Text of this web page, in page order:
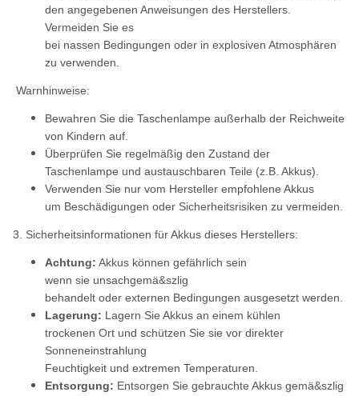
den angegebenen Anweisungen des Herstellers.
Vermeiden Sie es
bei nassen Bedingungen oder in explosiven Atmosphären
zu verwenden.
Warnhinweise:
Bewahren Sie die Taschenlampe außerhalb der Reichweite
von Kindern auf.
Überprüfen Sie regelmäßig den Zustand der
Taschenlampe und austauschbaren Teile (z.B. Akkus).
Verwenden Sie nur vom Hersteller empfohlene Akkus
um Beschädigungen oder Sicherheitsrisiken zu vermeiden.
3. Sicherheitsinformationen für Akkus dieses Herstellers:
Achtung: Akkus können gefährlich sein
wenn sie unsachgemä&szlig
behandelt oder externen Bedingungen ausgesetzt werden.
Lagerung: Lagern Sie Akkus an einem kühlen
trockenen Ort und schützen Sie sie vor direkter
Sonneneinstrahlung
Feuchtigkeit und extremen Temperaturen.
Entsorgung: Entsorgen Sie gebrauchte Akkus gemä&szlig